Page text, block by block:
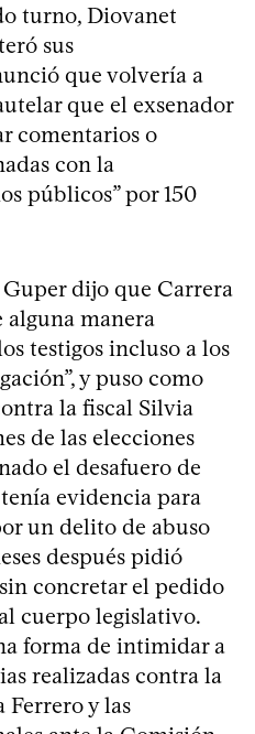
turno, Diovanet
sus
que volvería a
que el exsenador
comentarios o
con la
públicos” por 150
dijo que Carrera
alguna manera
testigos incluso a los
y puso como
la fiscal Silvia
de las elecciones
el desafuero de
evidencia para
un delito de abuso
después pidió
concretar el pedido
cuerpo legislativo.
forma de intimidar a
realizadas contra la
Ferrero y las